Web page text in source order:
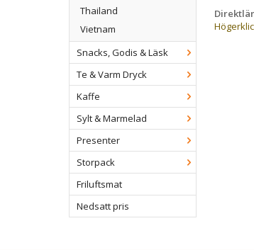
Thailand
Vietnam
Snacks, Godis & Läsk
Te & Varm Dryck
Kaffe
Sylt & Marmelad
Presenter
Storpack
Friluftsmat
Nedsatt pris